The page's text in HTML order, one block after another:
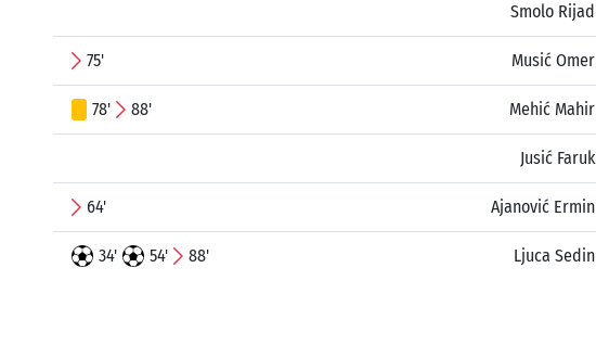
Smolo Rijad
75' Musić Omer
78' 88' Mehić Mahir
Jusić Faruk
64' Ajanović Ermin
34' 54' 88' Ljuca Sedin